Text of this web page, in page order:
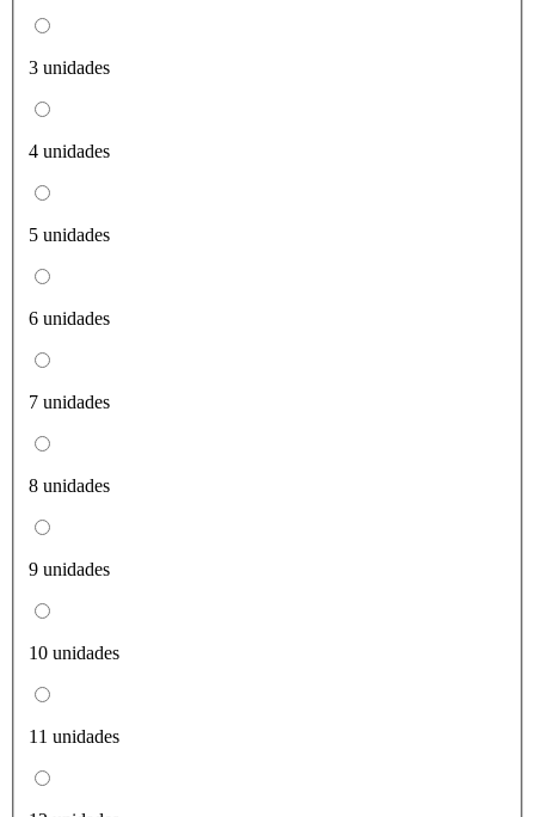
3 unidades
4 unidades
5 unidades
6 unidades
7 unidades
8 unidades
9 unidades
10 unidades
11 unidades